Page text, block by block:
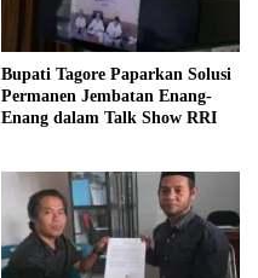
Bupati Tagore Paparkan Solusi
Permanen Jembatan Enang-
Enang dalam Talk Show RRI